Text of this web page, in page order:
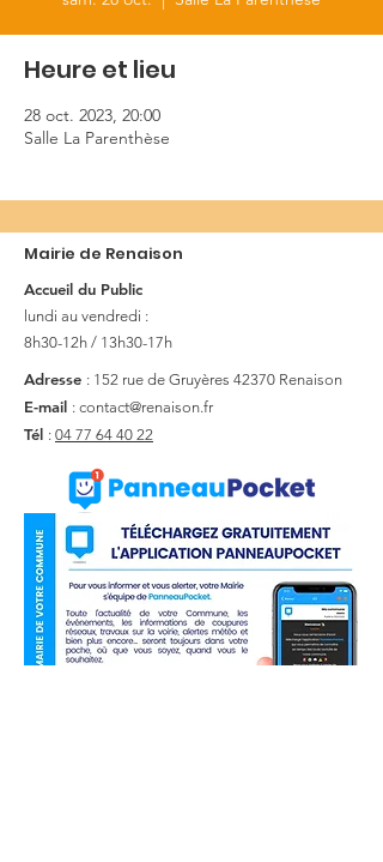
Heure et lieu
28 oct. 2023, 20:00
Salle La Parenthèse
Mairie de Renaison
Accueil du Public
lundi au vendredi :
8h30-12h / 13h30-17h
Adresse : 152 rue de Gruyères 42370 Renaison
E-mail : contact@renaison.fr
Tél : 04 77 64 40 22